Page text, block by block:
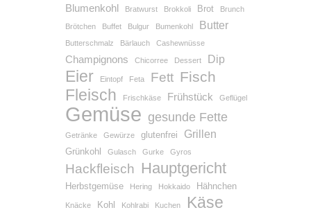
Blumenkohl Bratwurst Brokkoli Brot Brunch
Brötchen Buffet Bulgur Bumenkohl Butter
Butterschmalz Bärlauch Cashewnüsse
Champignons Chicorree Dessert Dip
Eier Eintopf Feta Fett Fisch
Fleisch Frischkäse Frühstück Geflügel
Gemüse gesunde Fette
Getränke Gewürze glutenfrei Grillen
Grünkohl Gulasch Gurke Gyros
Hackfleisch Hauptgericht
Herbstgemüse Hering Hokkaido Hähnchen
Knäcke Kohl Kohlrabi Kuchen Käse